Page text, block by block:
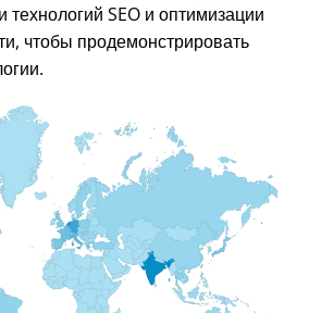
технологий SEO и оптимизации
чтобы продемонстрировать